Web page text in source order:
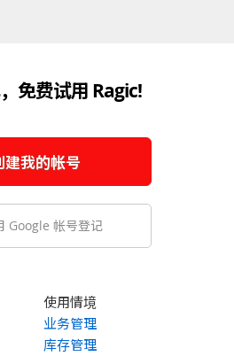
免费试用 Ragic!
建我的帐号
Google 帐号登记
使用情境
业务管理
库存管理